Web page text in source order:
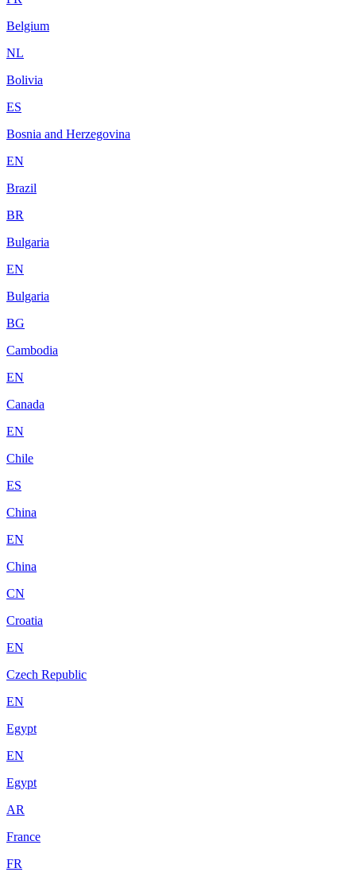
Belgium
NL
Bolivia
ES
Bosnia and Herzegovina
EN
Brazil
BR
Bulgaria
EN
Bulgaria
BG
Cambodia
EN
Canada
EN
Chile
ES
China
EN
China
CN
Croatia
EN
Czech Republic
EN
Egypt
EN
Egypt
AR
France
FR